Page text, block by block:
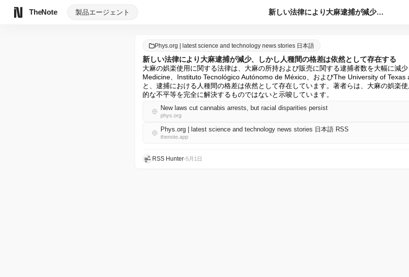
TheNote 製品エージェント 新しい法律により大麻逮捕が減少、しかし人種間の格差は依然とし...
Phys.org | latest science and technology news stories 日本語
新しい法律により大麻逮捕が減少、しかし人種間の格差は依然として存在する
大麻の娯楽使用に関する法律は、大麻の所持および販売に関する逮捕者数を大幅に減
Medicine、Instituto Tecnológico Autónomo de México、およびThe University of Texas
と、逮捕における人種間の格差は依然として存在しています。著者らは、大麻の娯楽
的な不平等を完全に解決するものではないと示唆しています。
New laws cut cannabis arrests, but racial disparities persist
phys.org
Phys.org | latest science and technology news stories 日本語 RSS
thenote.app
RSS Hunter•5月1日